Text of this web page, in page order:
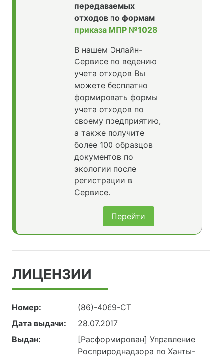
передаваемых
отходов по формам
приказа МПР №1028
В нашем Онлайн-
Сервисе по ведению
учета отходов Вы
можете бесплатно
формировать формы
учета отходов по
своему предприятию,
а также получите
более 100 образцов
документов по
экологии после
регистрации в
Сервисе.
Перейти
ЛИЦЕНЗИИ
Номер:
(86)-4069-СТ
Дата выдачи:
28.07.2017
Выдан:
[Расформирован] Управление
Росприроднадзора по Ханты-